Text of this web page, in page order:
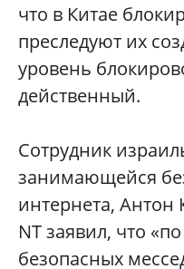
что в Китае
преследуют их
уровень
действенный.
Сотрудник
занимающейся
интернета, Антон
NT заявил, что
безопасных